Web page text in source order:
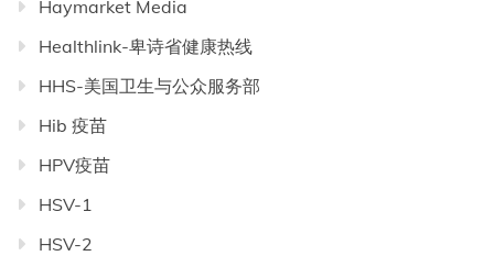
Haymarket Media
Healthlink-卑诗省健康热线
HHS-美国卫生与公众服务部
Hib 疫苗
HPV疫苗
HSV-1
HSV-2